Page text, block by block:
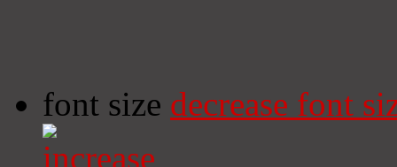
font size decrease font